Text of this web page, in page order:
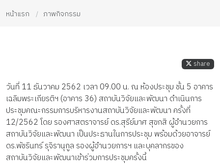
หน้าแรก ภาพกิจกรรม
share
วันที่ 11 ธันวาคม 2562 เวลา 09.00 น. ณ ห้องประชุม ชั้น 5 อาคาร
เฉลิมพระเกียรติฯ (อาคาร 36) สถาบันวิจัยและพัฒนา ดำเนินการ
ประชุมคณะกรรมการบริหารงานสถาบันวิจัยและพัฒนา ครั้งที่
12/2562 โดย รองศาสตราจารย์ ดร.สุรีย์มาศ สุขกสิ ผู้อำนวยการ
สถาบันวิจัยและพัฒนา เป็นประธานในการประชุม พร้อมด้วยอาจารย์
ดร.พัชรินทร์ รุจิรานุกูล รองผู้อำนวยการฯ และบุคลากรของ
สถาบันวิจัยและพัฒนาเข้าร่วมการประชุมครั้งนี้